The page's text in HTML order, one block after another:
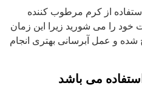
از کرم مرطوب کننده
را می شورید زیرا این زمان
و عمل آبرسانی بهتری انجام
می باشد